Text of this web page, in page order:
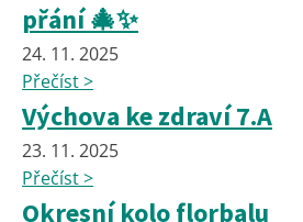
přání 🎄✨
24. 11. 2025
Přečíst >
Výchova ke zdraví 7.A
23. 11. 2025
Přečíst >
Okresní kolo florbalu